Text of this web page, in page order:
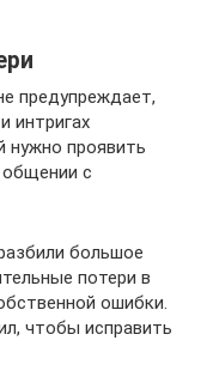
предупреждает,
интригах
нужно проявить
с
большое
потери в
ошибки.
чтобы исправить